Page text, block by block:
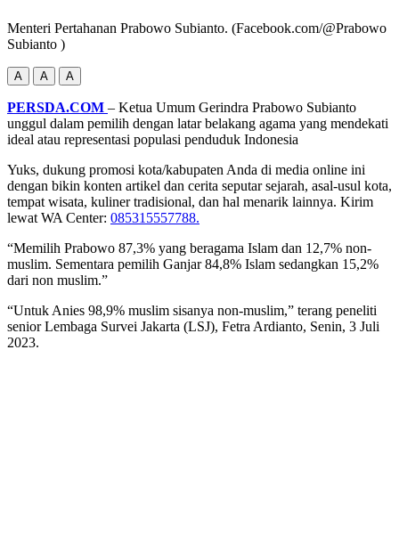
Menteri Pertahanan Prabowo Subianto. (Facebook.com/@Prabowo
Subianto )
A A A
PERSDA.COM – Ketua Umum Gerindra Prabowo Subianto
unggul dalam pemilih dengan latar belakang agama yang mendekati
ideal atau representasi populasi penduduk Indonesia
Yuks, dukung promosi kota/kabupaten Anda di media online ini
dengan bikin konten artikel dan cerita seputar sejarah, asal-usul kota,
tempat wisata, kuliner tradisional, dan hal menarik lainnya. Kirim
lewat WA Center: 085315557788.
“Memilih Prabowo 87,3% yang beragama Islam dan 12,7% non-
muslim. Sementara pemilih Ganjar 84,8% Islam sedangkan 15,2%
dari non muslim.”
“Untuk Anies 98,9% muslim sisanya non-muslim,” terang peneliti
senior Lembaga Survei Jakarta (LSJ), Fetra Ardianto, Senin, 3 Juli
2023.